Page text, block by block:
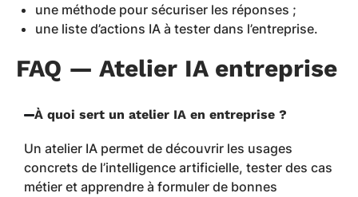
une méthode pour sécuriser les réponses ;
une liste d’actions IA à tester dans l’entreprise.
FAQ — Atelier IA entreprise
À quoi sert un atelier IA en entreprise ?
Un atelier IA permet de découvrir les usages
concrets de l’intelligence artificielle, tester des cas
métier et apprendre à formuler de bonnes